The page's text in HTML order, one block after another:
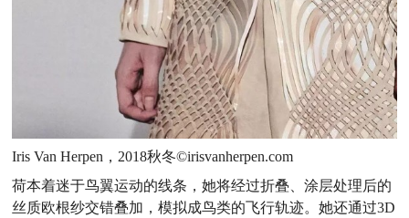
Iris Van Herpen，2018秋冬©irisvanherpen.com
荷本着迷于鸟翼运动的线条，她将经过折叠、涂层处理后的
丝质欧根纱交错叠加，模拟成鸟类的飞行轨迹。她还通过3D